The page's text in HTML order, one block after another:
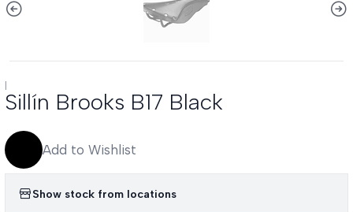
|
Sillín Brooks B17 Black
Add to Wishlist
Show stock from locations